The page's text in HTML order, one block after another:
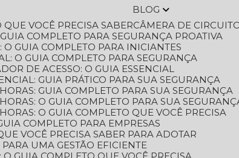
BLOG
QUE VOCÊ PRECISA SABER
CÂMERA DE
COMPLETO PARA SEGURANÇA PROATIVA
O GUIA COMPLETO PARA INICIANTES
O GUIA COMPLETO PARA SEGURANÇA
DE ACESSO: O GUIA ESSENCIAL
GUIA PRÁTICO PARA SUA SEGURANÇA
GUIA COMPLETO PARA SUA SEGURANÇA
O GUIA COMPLETO PARA SUA
O GUIA COMPLETO QUE VOCÊ PRECISA
COMPLETO PARA EMPRESAS
VOCÊ PRECISA SABER PARA ADOTAR
UMA GESTÃO EFICIENTE